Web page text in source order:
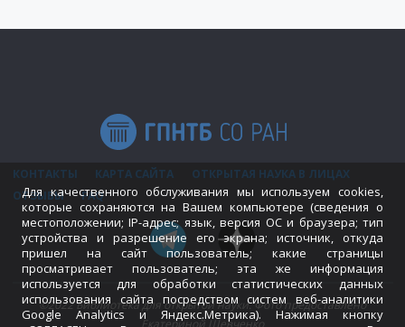
КОНТАКТЫ КАРТА САЙТА
ОТКРЫТАЯ НАУКА В ЛИЦАХ
ОТЗЫВЫ
FAQ
©2022 Библиотека для открытой науки. Фото предоставлено
Для качественного обслуживания мы используем cookies,
которые сохраняются на Вашем компьютере (сведения о
местоположении; IP-адрес; язык, версия ОС и браузера; тип
устройства и разрешение его экрана; источник, откуда
пришел на сайт пользователь; какие страницы
просматривает пользователь; эта же информация
используется для обработки статистических данных
использования сайта посредством систем веб-аналитики
Google Analytics и Яндекс.Метрика). Нажимая кнопку